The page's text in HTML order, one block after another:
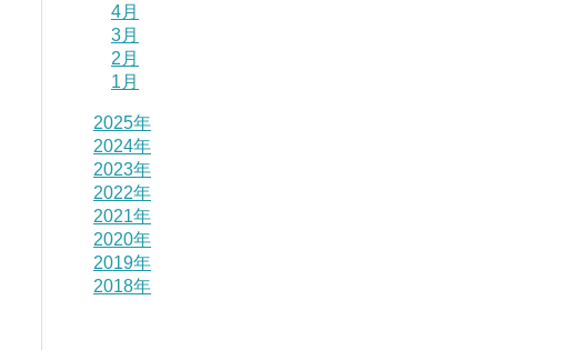
4月
3月
2月
1月
2025年
2024年
2023年
2022年
2021年
2020年
2019年
2018年